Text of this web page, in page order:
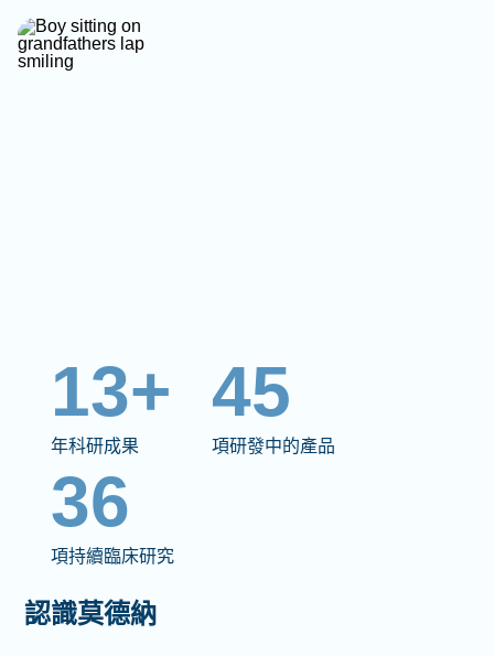
13+
年科研成果
45
項研發中的產品
36
項持續臨床研究
認識莫德納